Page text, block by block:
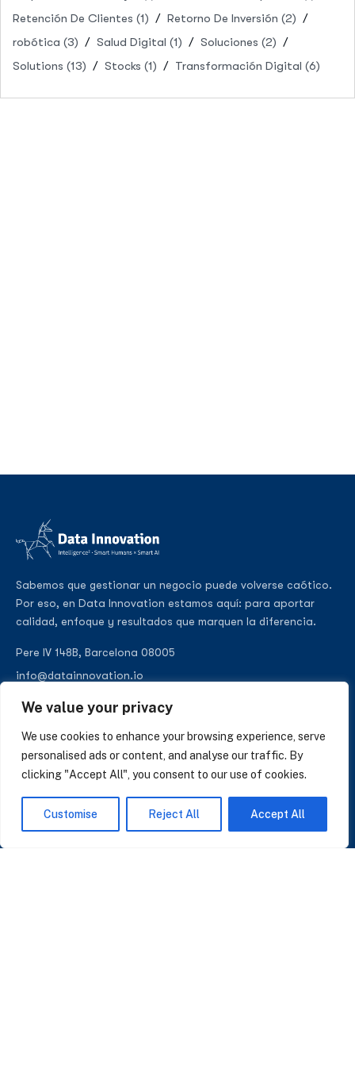
We value your privacy
We use cookies to enhance your browsing experience, serve
personalised ads or content, and analyse our traffic. By
clicking "Accept All", you consent to our use of cookies.
Customise Reject All Accept All
Retención De Clientes (1) Retorno De Inversión (2)
robótica (3) Salud Digital (1) Soluciones (2)
Solutions (13) Stocks (1) Transformación Digital (6)
Sabemos que gestionar un negocio puede volverse caótico.
Por eso, en Data Innovation estamos aquí: para aportar
calidad, enfoque y resultados que marquen la diferencia.
Pere IV 148B, Barcelona 08005
info@datainnovation.io
SUSCRÍBASE A NUESTRAS NOTICIAS
Perspectivas sobre IA, datos y CRM. Sin spam, solo lo que importa.